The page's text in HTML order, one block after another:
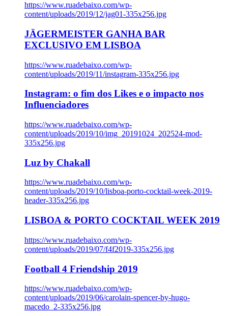
https://www.ruadebaixo.com/wp-
content/uploads/2019/12/jag01-335x256.jpg
JÄGERMEISTER GANHA BAR
EXCLUSIVO EM LISBOA
https://www.ruadebaixo.com/wp-
content/uploads/2019/11/instagram-335x256.jpg
Instagram: o fim dos Likes e o impacto nos
Influenciadores
https://www.ruadebaixo.com/wp-
content/uploads/2019/10/img_20191024_202524-mod-
335x256.jpg
Luz by Chakall
https://www.ruadebaixo.com/wp-
content/uploads/2019/10/lisboa-porto-cocktail-week-2019-
header-335x256.jpg
LISBOA & PORTO COCKTAIL WEEK 2019
https://www.ruadebaixo.com/wp-
content/uploads/2019/07/f4f2019-335x256.jpg
Football 4 Friendship 2019
https://www.ruadebaixo.com/wp-
content/uploads/2019/06/carolain-spencer-by-hugo-
macedo_2-335x256.jpg